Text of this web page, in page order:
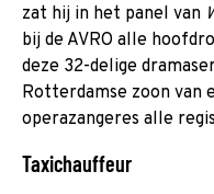
zat hij in het panel van
bij de AVRO alle
deze 32-delige
Rotterdamse zoon van
operazangeres alle
Taxichauffeur